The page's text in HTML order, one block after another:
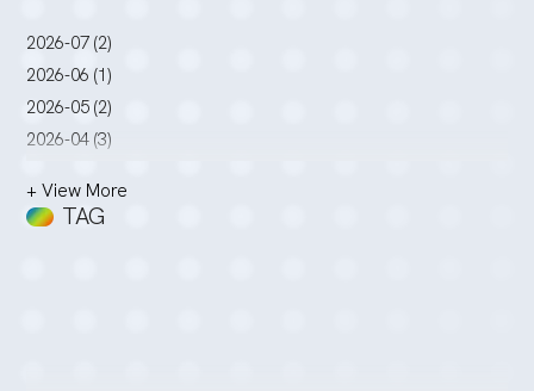
2026-07 (2)
2026-06 (1)
2026-05 (2)
2026-04 (3)
2026-02 (3)
+ View More
TAG